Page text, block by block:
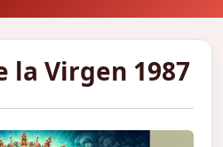
la Virgen 1987